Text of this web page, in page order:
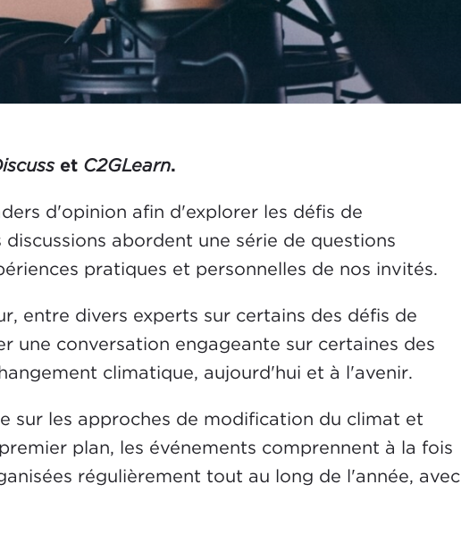
et C2GLearn.
d'opinion afin d'explorer les défis de
abordent une série de questions
pratiques et personnelles de nos invités.
entre divers experts sur certains des défis de
une conversation engageante sur certaines des
climatique, aujourd'hui et à l'avenir.
sur les approches de modification du climat et
plan, les événements comprennent à la fois
régulièrement tout au long de l'année, avec